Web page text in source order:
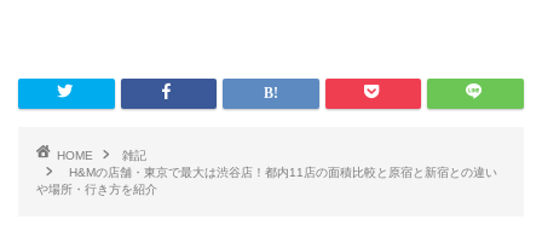
HOME
雑記
H&Mの店舗・東京で最大は渋谷店！都内11店の面積比較と原宿と新宿との違い
や場所・行き方を紹介